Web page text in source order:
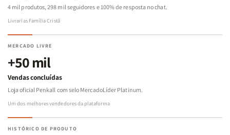
4 mil produtos, 298 mil seguidores e 100% de resposta no chat.
Livrarias Família Cristã
MERCADO LIVRE
+50 mil
Vendas concluídas
Loja oficial Penkall com selo MercadoLíder Platinum.
Um dos melhores vendedores da plataforma
HISTÓRICO DE PRODUTO